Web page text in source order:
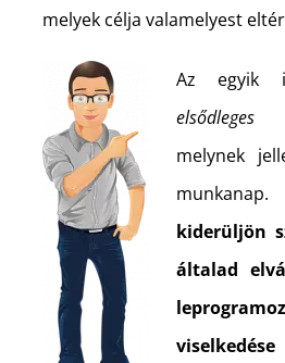
melyek célja valamelyest
Az egyik
elsődleges
melynek
munkanap.
kiderüljön
általad